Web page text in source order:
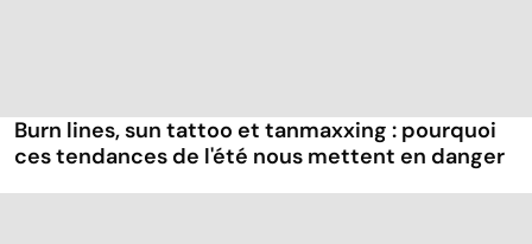
Burn lines, sun tattoo et tanmaxxing : pourquoi
ces tendances de l'été nous mettent en danger